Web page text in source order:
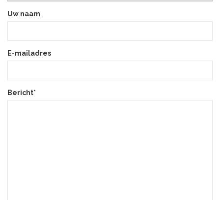
Uw naam
E-mailadres
Bericht*